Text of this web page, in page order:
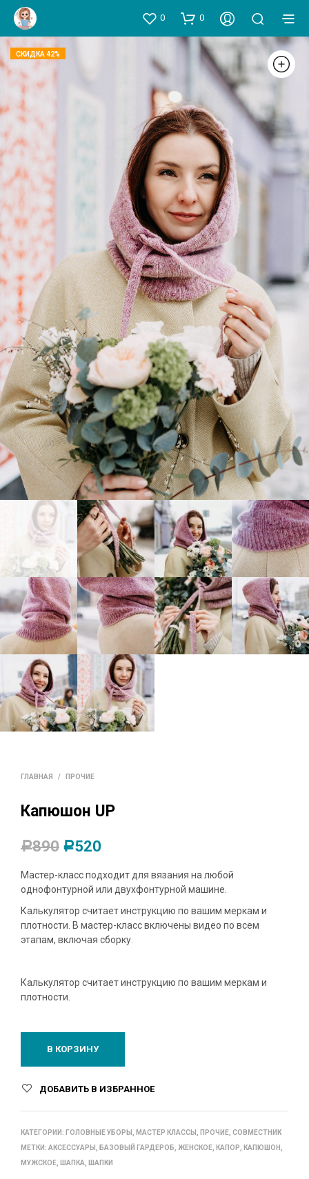
0 0
СКИДКА 42%
ГЛАВНАЯ / ПРОЧИЕ
Капюшон UP
Р890 Р520
Мастер-класс подходит для вязания на любой
однофонтурной или двухфонтурной машине.
Калькулятор считает инструкцию по вашим меркам и
плотности. В мастер-класс включены видео по всем
этапам, включая сборку.
Калькулятор считает инструкцию по вашим меркам и
плотности.
В КОРЗИНУ
ДОБАВИТЬ В ИЗБРАННОЕ
КАТЕГОРИИ: ГОЛОВНЫЕ УБОРЫ МАСТЕР КЛАССЫ ПРОЧИЕ СОВМЕСТНИК
МЕТКИ: АКСЕССУАРЫ БАЗОВЫЙ ГАРДЕРОБ ЖЕНСКОЕ КАПОР КАПЮШОН
МУЖСКОЕ
ШАПКА ШАПКИ